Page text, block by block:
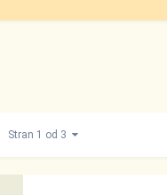
Stran 1 od 3